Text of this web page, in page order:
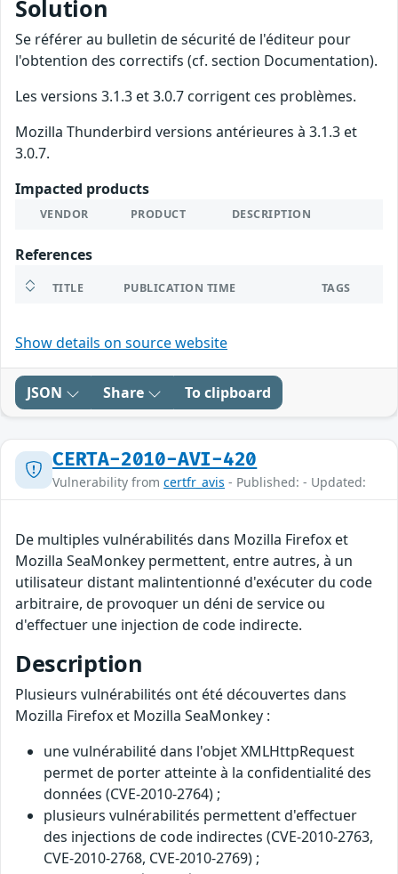
Solution
Se référer au bulletin de sécurité de l'éditeur pour
l'obtention des correctifs (cf. section Documentation).
Les versions 3.1.3 et 3.0.7 corrigent ces problèmes.
Mozilla Thunderbird versions antérieures à 3.1.3 et
3.0.7.
Impacted products
VENDOR PRODUCT DESCRIPTION
References
TITLE PUBLICATION TIME TAGS
Show details on source website
JSON Share To clipboard
CERTA-2010-AVI-420
Vulnerability from certfr_avis - Published: - Updated:
De multiples vulnérabilités dans Mozilla Firefox et
Mozilla SeaMonkey permettent, entre autres, à un
utilisateur distant malintentionné d'exécuter du code
arbitraire, de provoquer un déni de service ou
d'effectuer une injection de code indirecte.
Description
Plusieurs vulnérabilités ont été découvertes dans
Mozilla Firefox et Mozilla SeaMonkey :
une vulnérabilité dans l'objet XMLHttpRequest
permet de porter atteinte à la confidentialité des
données (CVE-2010-2764) ;
plusieurs vulnérabilités permettent d'effectuer
des injections de code indirectes (CVE-2010-2763,
CVE-2010-2768, CVE-2010-2769) ;